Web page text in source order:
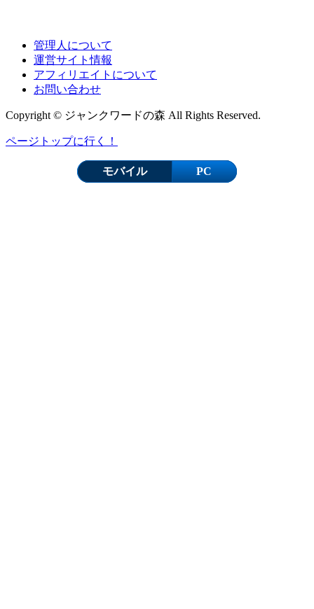
管理人について
運営サイト情報
アフィリエイトについて
お問い合わせ
Copyright © ジャンクワードの森 All Rights Reserved.
ページトップに行く！
モバイル PC